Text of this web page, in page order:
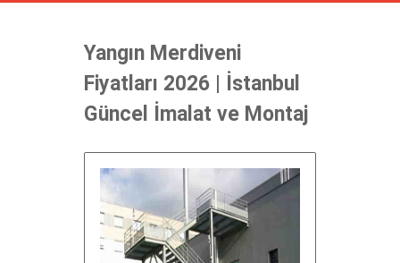
Yangın Merdiveni
Fiyatları 2026 | İstanbul
Güncel İmalat ve Montaj